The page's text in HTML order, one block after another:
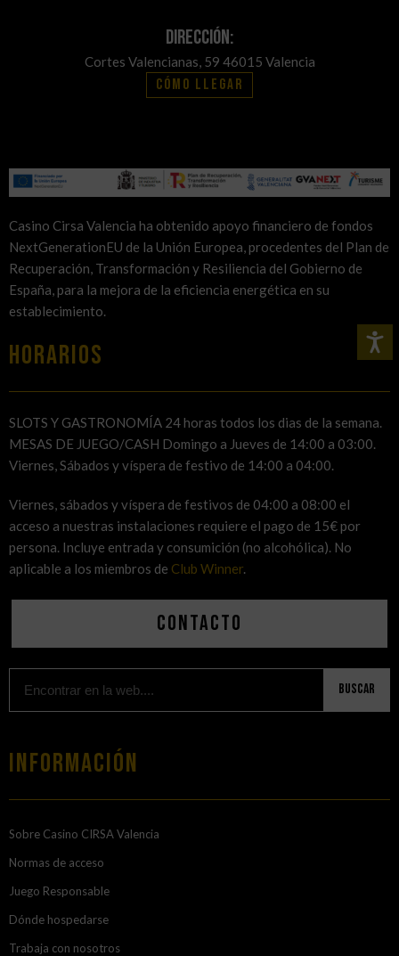
Dirección:
Cortes Valencianas, 59 46015 Valencia
Cómo llegar
Casino Cirsa Valencia ha obtenido apoyo financiero de fondos
NextGenerationEU de la Unión Europea, procedentes del Plan de
Recuperación, Transformación y Resiliencia del Gobierno de
España, para la mejora de la eficiencia energética en su
establecimiento.
HORARIOS
SLOTS Y GASTRONOMÍA 24 horas todos los dias de la semana.
MESAS DE JUEGO/CASH Domingo a Jueves de 14:00 a 03:00.
Viernes, Sábados y víspera de festivo de 14:00 a 04:00.
Viernes, sábados y víspera de festivos de 04:00 a 08:00 el
acceso a nuestras instalaciones requiere el pago de 15€ por
persona. Incluye entrada y consumición (no alcohólica). No
aplicable a los miembros de Club Winner.
Contacto
Buscar
Información
Sobre Casino CIRSA Valencia
Normas de acceso
Juego Responsable
Dónde hospedarse
Trabaja con nosotros